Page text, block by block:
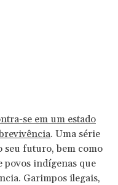
se em um estado
. Uma série
seu futuro, bem como
povos indígenas que
Garimpos ilegais,